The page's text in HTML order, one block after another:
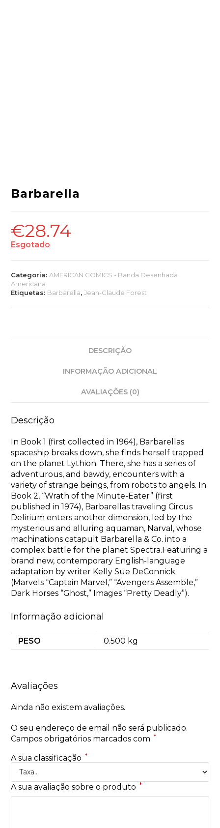
Barbarella
€28.74
Esgotado
Categoria:AMERICAN COMICS - Banda Desenhada
Americana
Etiquetas: Barbarella,Jean-Claude Forest
DESCRIÇÃO
INFORMAÇÃO ADICIONAL
AVALIAÇÕES (0)
Descrição
In Book 1 (first collected in 1964), Barbarellas
spaceship breaks down, she finds herself trapped
on the planet Lythion. There, she has a series of
adventurous, and bawdy, encounters with a
variety of strange beings, from robots to angels. In
Book 2, “Wrath of the Minute-Eater” (first
published in 1974), Barbarellas traveling Circus
Delirium enters another dimension, led by the
mysterious and alluring aquaman, Narval, whose
machinations catapult Barbarella & Co. into a
complex battle for the planet Spectra.Featuring a
brand new, contemporary English-language
adaptation by writer Kelly Sue DeConnick
(Marvels “Captain Marvel,” “Avengers Assemble,”
Dark Horses “Ghost,” Images “Pretty Deadly”).
Informação adicional
PESO 0.500 kg
Avaliações
Ainda não existem avaliações.
O seu endereço de email não será publicado.
Campos obrigatórios marcados com *
A sua classificação *
A sua avaliação sobre o produto *